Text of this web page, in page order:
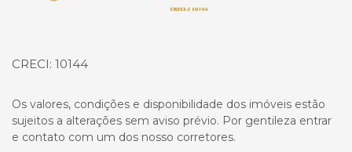
CRECI: 10144
Os valores, condições e disponibilidade dos imóveis estão
sujeitos a alterações sem aviso prévio. Por gentileza entrar
e contato com um dos nosso corretores.